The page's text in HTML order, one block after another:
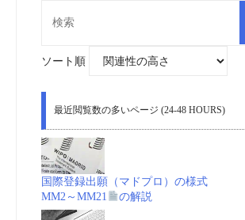
ソート順
最近閲覧数の多いページ (24-48 HOURS)
国際登録出願（マドプロ）の様式
MM2～MM21
の解説